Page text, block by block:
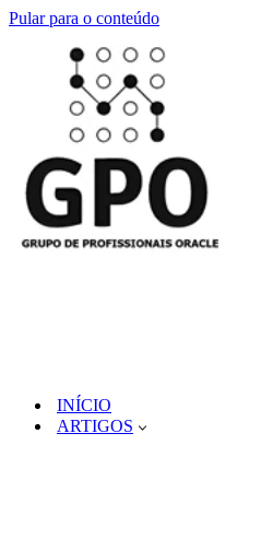
Pular para o conteúdo
INÍCIO
ARTIGOS